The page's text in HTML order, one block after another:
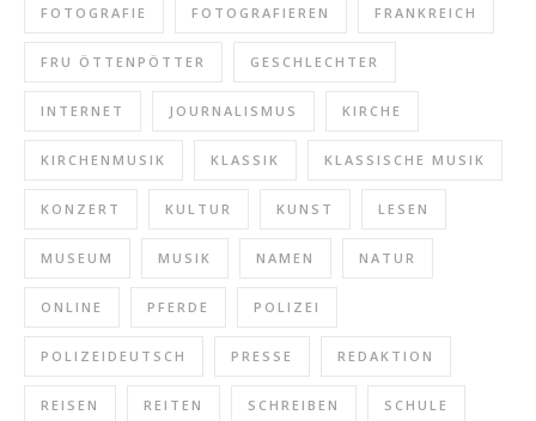
FOTOGRAFIE FOTOGRAFIEREN FRANKREICH
FRU ÖTTENPÖTTER GESCHLECHTER
INTERNET JOURNALISMUS KIRCHE
KIRCHENMUSIK KLASSIK KLASSISCHE MUSIK
KONZERT KULTUR KUNST LESEN
MUSEUM MUSIK NAMEN NATUR
ONLINE PFERDE POLIZEI
POLIZEIDEUTSCH PRESSE REDAKTION
REISEN REITEN SCHREIBEN SCHULE